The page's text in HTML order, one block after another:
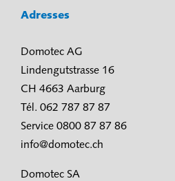
Adresses
Domotec AG
Lindengutstrasse 16
CH 4663 Aarburg
Tél. 062 787 87 87
Service 0800 87 87 86
info@domotec.ch
Domotec SA